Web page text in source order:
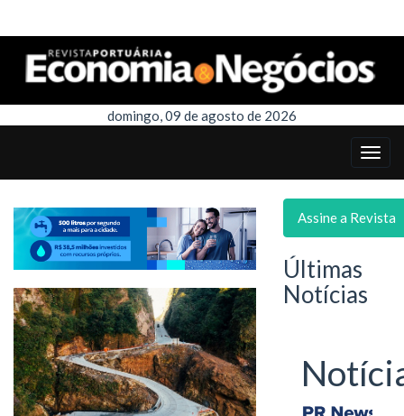
domingo, 09 de agosto de 2026
Assine a Revista
Últimas
Notícias